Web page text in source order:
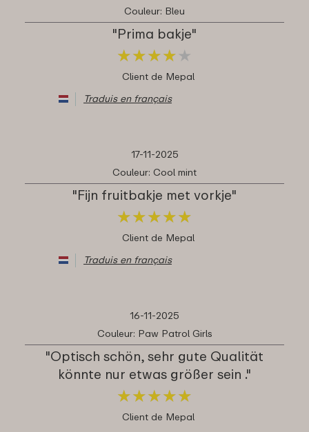
Couleur: Bleu
"Prima bakje"
★★★★ ★
★★★★ ★
Client de Mepal
Traduis en français
17-11-2025
Couleur: Cool mint
"Fijn fruitbakje met vorkje"
★★★★★
★★★★★
Client de Mepal
Traduis en français
16-11-2025
Couleur: Paw Patrol Girls
"Optisch schön, sehr gute Qualität
könnte nur etwas größer sein ."
★★★★★
★★★★★
Client de Mepal